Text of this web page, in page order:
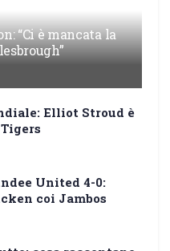
“Ci è mancata la
Elliot Stroud è
United 4-0:
coi Jambos